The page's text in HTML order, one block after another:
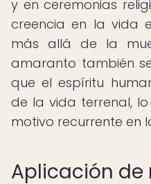
y en ceremonias
creencia en la vida
más allá de la
amaranto también
que el espíritu
de la vida terrenal,
motivo recurrente en
Aplicación de